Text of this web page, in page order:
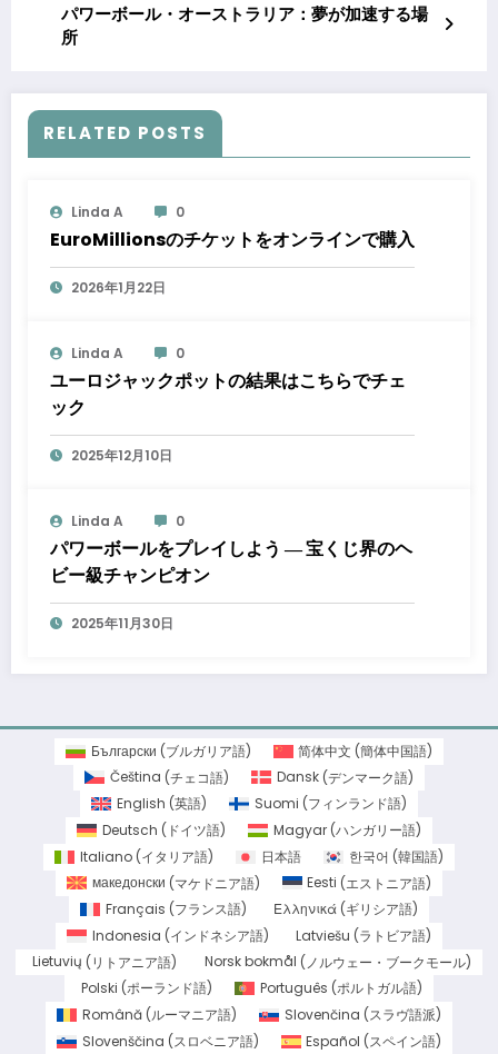
パワーボール・オーストラリア：夢が加速する場
所
RELATED POSTS
Linda A 0
EuroMillionsのチケットをオンラインで購入
2026年1月22日
Linda A 0
ユーロジャックポットの結果はこちらでチェ
ック
2025年12月10日
Linda A 0
パワーボールをプレイしよう ― 宝くじ界のヘ
ビー級チャンピオン
2025年11月30日
Български (ブルガリア語) 简体中文 (簡体中国語)
Čeština (チェコ語) Dansk(デンマーク語)
English (英語) Suomi (フィンランド語)
Deutsch ( ドイツ語) Magyar(ハンガリー語)
Italiano (イタリア語) 日本語 한국어 (韓国語)
македонски (マケドニア語) Eesti (エストニア語)
Français (フランス語) Ελληνικά (ギリシア語)
Indonesia (インドネシア語) Latviešu (ラトビア語)
Lietuvių (リトアニア語) Norsk bokmål (ノルウェー・ブークモール)
Polski (ポーランド語) Português (ポルトガル語)
Română (ルーマニア語) Slovenčina (スラヴ語派)
Slovenščina (スロベニア語) Español (スペイン語)